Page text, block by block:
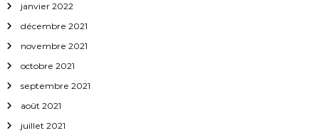
janvier 2022
décembre 2021
novembre 2021
octobre 2021
septembre 2021
août 2021
juillet 2021